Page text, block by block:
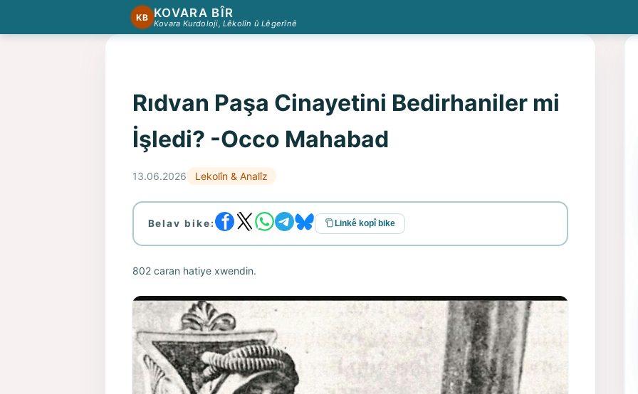
KB KOVARA BÎR
Kovara Kurdoloji, Lêkolîn û Lêgerînê
Rıdvan Paşa Cinayetini Bedirhaniler mi
İşledi? -Occo Mahabad
13.06.2026 Lekolîn & Analîz
Belav bike: Linkê kopî bike
802 caran hatiye xwendin.